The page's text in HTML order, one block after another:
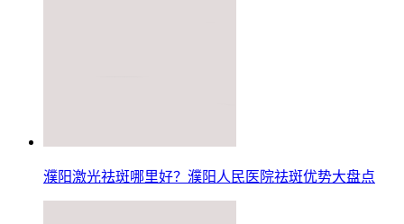
濮阳激光祛斑哪里好？濮阳人民医院祛斑优势大盘点